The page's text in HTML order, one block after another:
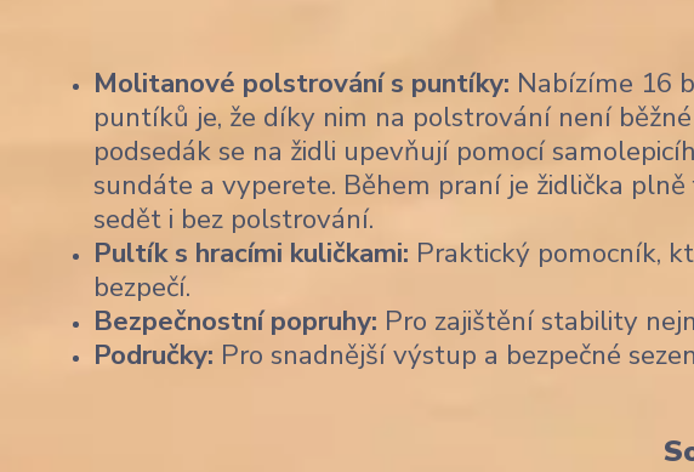
Molitanové polstrování s puntíky: Nabízíme 16
puntíků je, že díky nim na polstrování není
podsedák se na židli upevňují pomocí
sundáte a vyperete. Během praní je židlička
sedět i bez polstrování.
Pultík s hracími kuličkami: Praktický pomocník,
bezpečí.
Bezpečnostní popruhy: Pro zajištění stability
Područky: Pro snadnější výstup a bezpečné